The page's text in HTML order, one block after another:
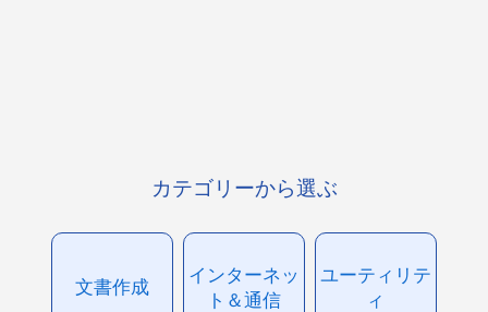
カテゴリーから選ぶ
文書作成
インターネッ
ト＆通信
ユーティリテ
ィ